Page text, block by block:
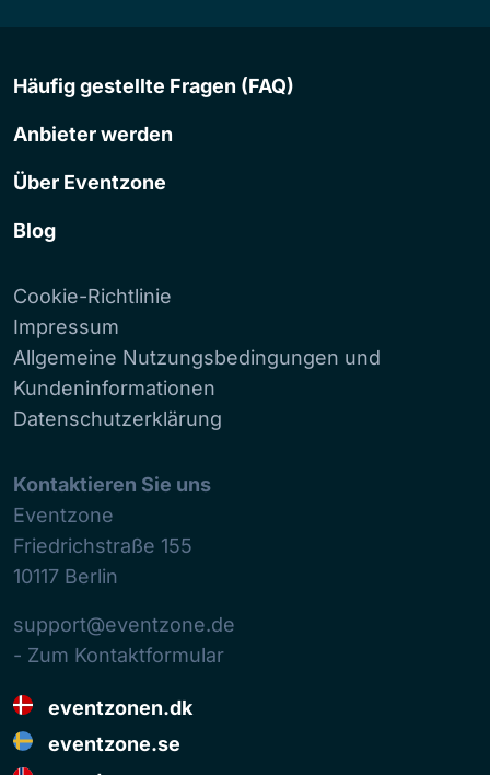
Häufig gestellte Fragen (FAQ)
Anbieter werden
Über Eventzone
Blog
Cookie-Richtlinie
Impressum
Allgemeine Nutzungsbedingungen und
Kundeninformationen
Datenschutzerklärung
Kontaktieren Sie uns
Eventzone
Friedrichstraße 155
10117 Berlin
support@eventzone.de
- Zum Kontaktformular
eventzonen.dk
eventzone.se